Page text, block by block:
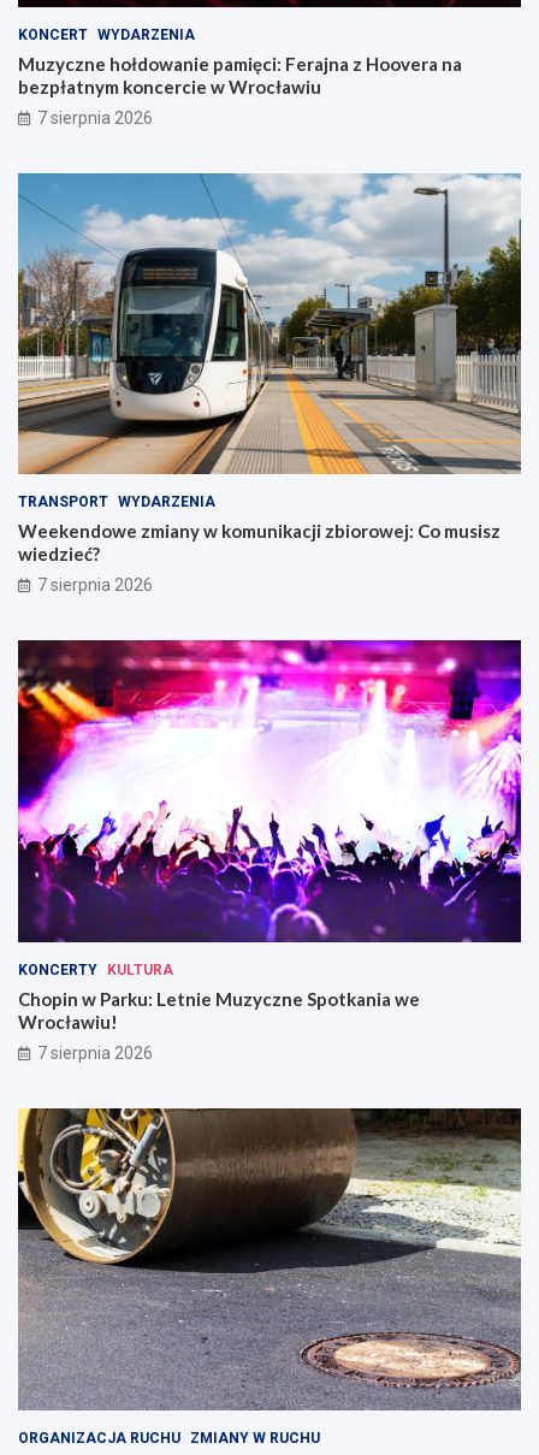
KONCERT WYDARZENIA
Muzyczne hołdowanie pamięci: Ferajna z Hoovera na
bezpłatnym koncercie w Wrocławiu
7 sierpnia 2026
TRANSPORT WYDARZENIA
Weekendowe zmiany w komunikacji zbiorowej: Co musisz
wiedzieć?
7 sierpnia 2026
KONCERTY KULTURA
Chopin w Parku: Letnie Muzyczne Spotkania we
Wrocławiu!
7 sierpnia 2026
ORGANIZACJA RUCHU ZMIANY W RUCHU